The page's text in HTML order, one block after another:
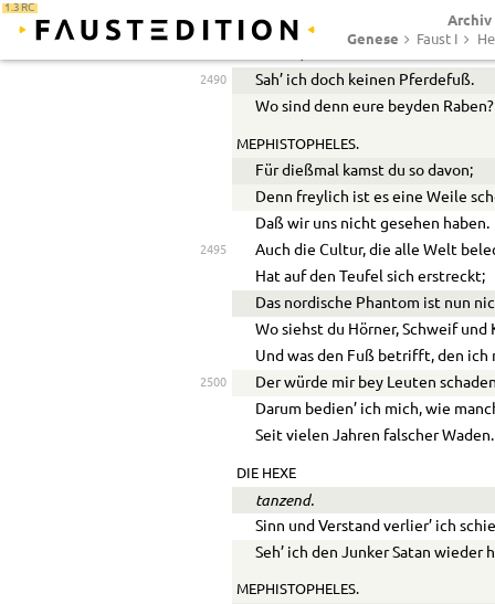
1.3 RC
Archiv
Genese
Faust I
DIE HEXE.
2490
Sah’ ich doch keinen Pferdefuß.
Wo sind denn eure beyden Raben?
MEPHISTOPHELES.
Für dießmal kamst du so davon;
Denn freylich ist es eine Weile
Daß wir uns nicht gesehen haben.
2495
Auch die Cultur, die alle Welt
Hat auf den Teufel sich erstreckt;
Das nordische Phantom ist nun
Wo siehst du Hörner, Schweif und
Und was den Fuß betrifft, den ich
2500
Der würde mir bey Leuten
Darum bedien’ ich mich, wie
Seit vielen Jahren falscher Waden.
DIE HEXE
tanzend.
Sinn und Verstand verlier’ ich
Seh’ ich den Junker Satan wieder
MEPHISTOPHELES.